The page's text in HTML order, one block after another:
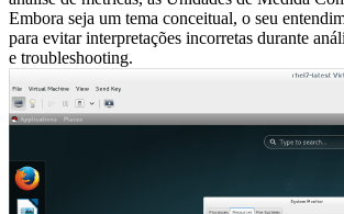
Embora seja um tema conceitual, o seu
para evitar interpretações incorretas durante
e troubleshooting.